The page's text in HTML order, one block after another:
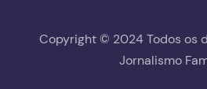
Copyright © 2024 Todos os
Jornalismo